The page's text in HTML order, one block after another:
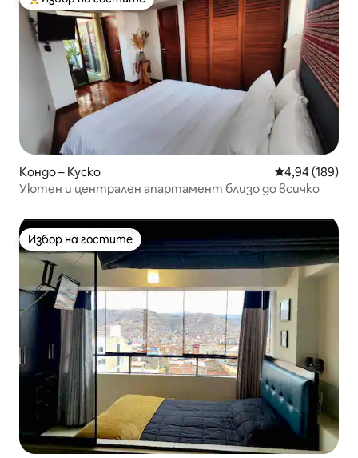
Най-популярен избор на гостите
Кондо – Куско Средна
4,94 (189)
Уютен и централен апартамент близо до всичко
Избор на гостите
Избор на гостите